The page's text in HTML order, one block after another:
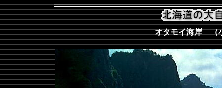
オタモイ海岸 （